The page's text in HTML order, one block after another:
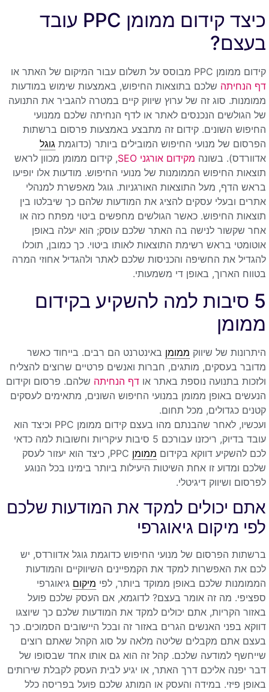
כיצד קידום ממומן PPC עובד
בעצם?
קידום ממומן PPC מבוסס על תשלום עבור המיקום של האתר או
דף הנחיתה שלכם בתוצאות החיפוש, באמצעות שימוש במודעות
ממומנות. סוג זה של ערוץ שיווק קיים במטרה להגביר את התנועה
של הגולשים הנכנסים לאתר או לדף הנחיתה שלכם ממנועי
החיפוש השונים. קידום זה מתבצע באמצעות פרסום ברשתות
הפרסום של מנועי החיפוש המובילים ביותר (כדוגמת גוגל
אדוורדס). בשונה מקידום אורגני SEO
, קידום ממומן מכוון לראש
תוצאות החיפוש הממומנות של מנועי החיפוש. מודעות אלו יופיעו
בראש הדף, מעל התוצאות האורגניות. גוגל מאפשרת למנהלי
אתרים ובעלי עסקים להציג את המודעות שלהם כך שיבלטו בין
תוצאות החיפוש. כאשר הגולשים מחפשים ביטוי מפתח כזה או
אחר שקשור לנישה בה האתר שלכם עוסק; הוא יעלה באופן
אוטומטי בראש רשימת התוצאות לאותו ביטוי. כך כמובן, תוכלו
להגדיל את החשיפה והכניסות שלכם לאתר ולהגדיל אחוזי המרה
בטווח הארוך, באופן די משמעותי.
5 סיבות למה להשקיע בקידום
ממומן
היתרונות של שיווק ממומן באינטרנט הם רבים. בייחוד כאשר
מדובר בעסקים, מותגים, חברות ואנשים פרטיים שרוצים להצליח
ולזכות בתנועה נוספת באתר או דף הנחיתה שלהם. פרסום וקידום
הנעשים באופן ממומן במנועי החיפוש השונים, מתאימים לעסקים
קטנים כגדולים, מכל תחום.
ועכשיו, לאחר שהבנתם מהו בעצם קידום ממומן PPC וכיצד הוא
עובד בדיוק, ריכזנו עבורכם 5 סיבות עיקריות וחשובות למה כדאי
לכם להשקיע דווקא בקידום ממומן
PPC, כיצד הוא יעזור לעסק
שלכם ומדוע זו אחת השיטות היעילות ביותר בימינו בכל הנוגע
לפרסום ושיווק דיגיטלי.
אתם יכולים למקד את המודעות שלכם
לפי מיקום גיאוגרפי
ברשתות הפרסום של מנועי החיפוש כדוגמת גוגל אדוורדס, יש
לכם את האפשרות למקד את הקמפיינים השיווקיים והמודעות
הממומנות שלכם באופן ממוקד ביותר, לפי מיקום גיאוגרפי
ספציפי. מה זה אומר בעצם? לדוגמא, אם העסק שלכם פועל
באזור הקריות, אתם יכולים למקד את המודעות שלכם כך שיוצגו
דווקא בפני האנשים הגרים באזור זה ובכל היישובים הסמוכים. כך
בעצם אתם מקבלים שליטה מלאה על סוג הקהל שאתם רוצים
שייחשף למודעה שלכם. קהל זה הוא גם אותו אחד שבסופו של
דבר יפנה אליכם דרך האתר, או יגיע לבית העסק לקבלת שירותים
באופן פיזי. במידה והעסק או המותג שלכם פועל בפריסה כלל